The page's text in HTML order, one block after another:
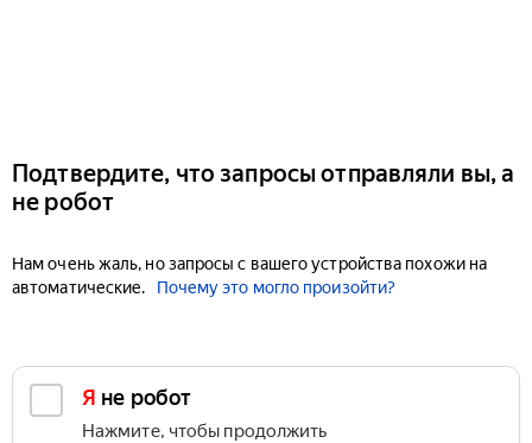
Подтвердите, что запросы отправляли вы, а
не робот
Нам очень жаль, но запросы с вашего устройства похожи на
автоматические.
Почему это могло произойти?
Я не робот
Нажмите, чтобы продолжить